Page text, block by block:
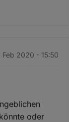
Feb 2020 - 15:50
oder